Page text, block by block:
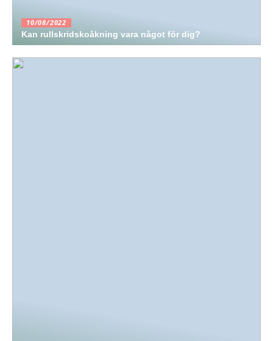
10/08/2022
Kan rullskridskoåkning vara något för dig?